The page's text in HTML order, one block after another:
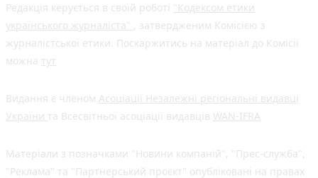
Редакція керується в своїй роботі "Кодексом етики
українського журналіста" , затвердженим Комісією з
журналістської етики. Поскаржитись на матеріал до Комісії
можна тут
Видання є членом Асоціації Незалежні регіональні видавці
України та Всесвітньої асоціації видавців WAN-IFRA
Матеріали з позначками "Новини компаній", "Прес-служба",
"Реклама" та "Партнерський проєкт" опубліковані на правах